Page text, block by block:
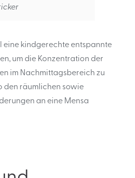
eine kindgerechte entspannte
um die Konzentration der
im Nachmittagsbereich zu
den räumlichen sowie
an eine Mensa